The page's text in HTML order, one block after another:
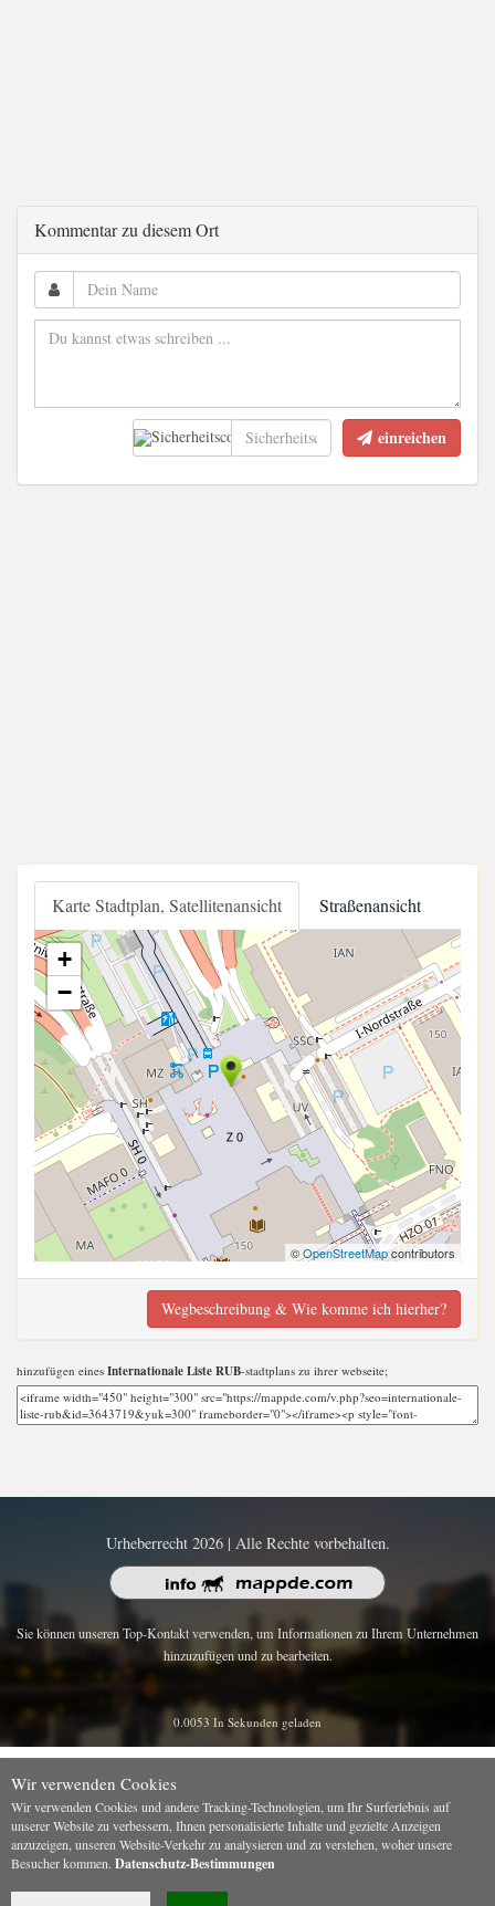
Kommentar zu diesem Ort
einreichen
Karte Stadtplan, Satellitenansicht Straßenansicht
+
−
©OpenStreetMapcontributors
Wegbeschreibung & Wie komme ich hierher?
hinzufügen eines Internationale Liste RUB-stadtplans zu ihrer webseite;
Urheberrecht 2026 | Alle Rechte vorbehalten.
Sie können unseren Top-Kontakt verwenden, um Informationen zu Ihrem Unternehmen
hinzuzufügen und zu bearbeiten.
0.0053 In Sekunden geladen
Wir verwenden Cookies
Wir verwenden Cookies und andere Tracking-Technologien, um Ihr Surferlebnis auf
unserer Website zu verbessern, Ihnen personalisierte Inhalte und gezielte Anzeigen
anzuzeigen, unseren Website-Verkehr zu analysieren und zu verstehen, woher unsere
Besucher kommen. Datenschutz-Bestimmungen